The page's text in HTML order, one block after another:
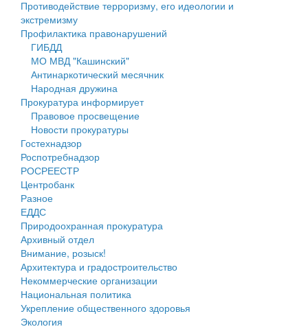
Деятельность МУ
Нормативы градостроительного проектирования
Правила землепользования и застройки
Генеральные планы
Проекты планировки территории
Собрание депутатов
Городское поселение
Сельские поселения
Противодействие терроризму, его идеологии и
экстремизму
Профилактика правонарушений
ГИБДД
МО МВД "Кашинский"
Антинаркотический месячник
Народная дружина
Прокуратура информирует
Правовое просвещение
Новости прокуратуры
Гостехнадзор
Роспотребнадзор
РОСРЕЕСТР
Центробанк
Разное
ЕДДС
Природоохранная прокуратура
Архивный отдел
Внимание, розыск!
Архитектура и градостроительство
Некоммерческие организации
Национальная политика
Укрепление общественного здоровья
Экология